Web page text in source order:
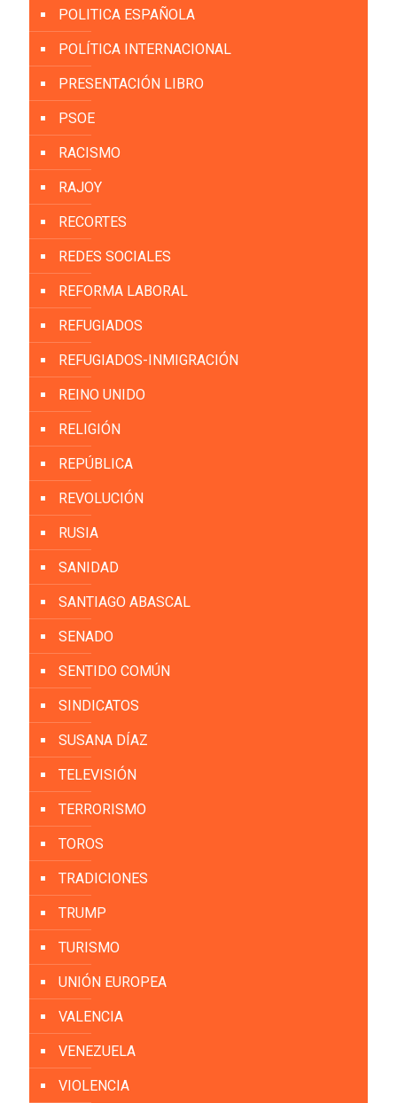
POLITICA ESPAÑOLA
POLÍTICA INTERNACIONAL
PRESENTACIÓN LIBRO
PSOE
RACISMO
RAJOY
RECORTES
REDES SOCIALES
REFORMA LABORAL
REFUGIADOS
REFUGIADOS-INMIGRACIÓN
REINO UNIDO
RELIGIÓN
REPÚBLICA
REVOLUCIÓN
RUSIA
SANIDAD
SANTIAGO ABASCAL
SENADO
SENTIDO COMÚN
SINDICATOS
SUSANA DÍAZ
TELEVISIÓN
TERRORISMO
TOROS
TRADICIONES
TRUMP
TURISMO
UNIÓN EUROPEA
VALENCIA
VENEZUELA
VIOLENCIA